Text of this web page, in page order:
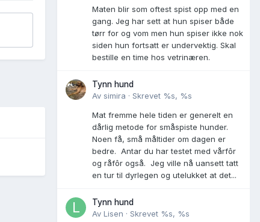
Maten blir som oftest spist opp med en
gang. Jeg har sett at hun spiser både
tørr for og vom men hun spiser ikke nok
siden hun fortsatt er undervektig. Skal
bestille en time hos vetrinæren.
Tynn hund
Av simira · Skrevet %s, %s
Mat fremme hele tiden er generelt en
dårlig metode for småspiste hunder.
Noen få, små måltider om dagen er
bedre. Antar du har testet med vårfôr
og råfôr også. Jeg ville nå uansett tatt
en tur til dyrlegen og utelukket at det...
Tynn hund
Av Lisen · Skrevet %s, %s